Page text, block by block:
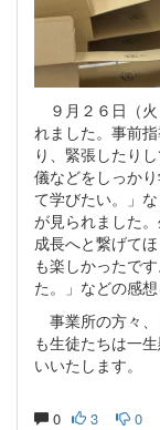
９月２６日（
れました。事前
り、緊張したり
儀などをしっか
て学びたい。」
が見られました
成長へと繋げて
も楽しかったで
た。」などの感想
事業所の方々
も生徒たちは一
いいたします。
0 3 0